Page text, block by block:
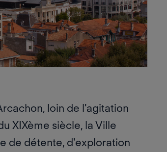
loin de l'agitation
XIXème siècle, la Ville
de détente, d'exploration